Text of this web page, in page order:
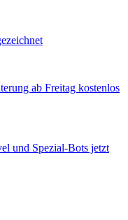
ab Freitag kostenlos
und Spezial-Bots jetzt